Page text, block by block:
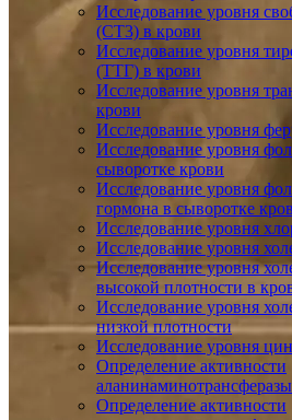
Исследование уровня
(СТ3) в крови
Исследование уровня
(ТТГ) в крови
Исследование уровня
крови
Исследование уровня
Исследование уровня
сыворотке крови
Исследование уровня
гормона в сыворотке
Исследование уровня
Исследование уровня
Исследование уровня
высокой плотности в
Исследование уровня
низкой плотности
Исследование уровня
Определение активности
Определение активности